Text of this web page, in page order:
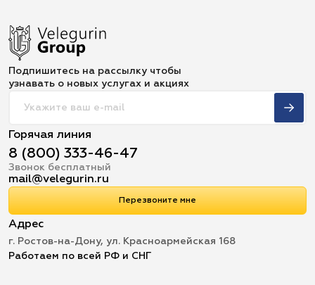
Подпишитесь на рассылку чтобы
узнавать о новых услугах и акциях
Горячая линия
8 (800) 333-46-47
Звонок бесплатный
mail@velegurin.ru
Перезвоните мне
Адрес
г. Ростов-на-Дону, ул. Красноармейская 168
Работаем по всей РФ и СНГ